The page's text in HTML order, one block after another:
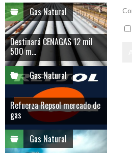
Gas Natural
Destinará CENAGAS 12 mil
500 m...
Gas Natural
Refuerza Repsol mercado de
gas
Gas Natural